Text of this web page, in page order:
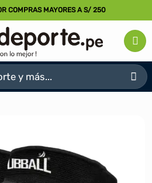
COMPRAS MAYORES A S/ 250